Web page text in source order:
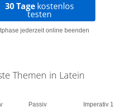
30 Tage kostenlos
testen
jederzeit online beenden
Themen in Latein
Passiv
Imperativ 1